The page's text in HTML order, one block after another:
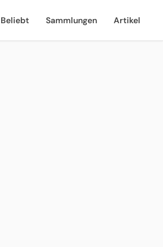
Beliebt Sammlungen Artikel